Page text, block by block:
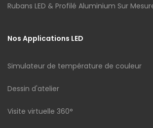
Rubans LED & Profilé Aluminium Sur
Nos Applications LED
Simulateur de température de couleur
Dessin d'atelier
Visite virtuelle 360°